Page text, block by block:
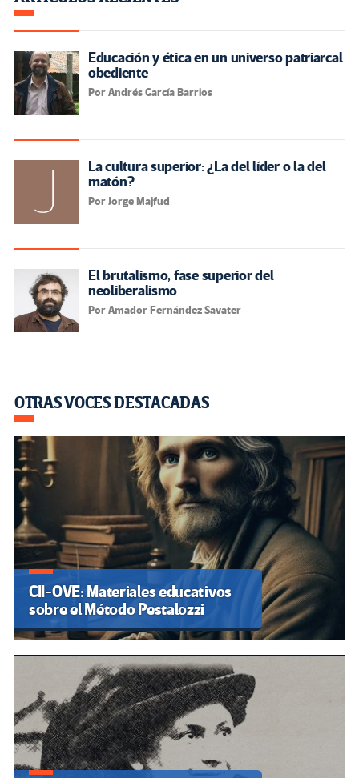
Educación y ética en un universo patriarcal
obediente
Por Andrés García Barrios
La cultura superior: ¿La del líder o la del
matón?
Por Jorge Majfud
El brutalismo, fase superior del
neoliberalismo
Por Amador Fernández Savater
OTRAS VOCES DESTACADAS
CII-OVE: Materiales educativos
sobre el Método Pestalozzi